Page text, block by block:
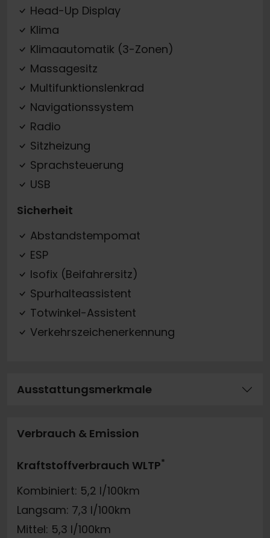
Head-Up Display
Klima
Klimaautomatik (3-Zonen)
Massagesitz
Multifunktionslenkrad
Navigationssystem
Radio
Sitzheizung
Sprachsteuerung
USB
Sicherheit
Abstandstempomat
ESP
Isofix (Beifahrersitz)
Spurhalteassistent
Totwinkel-Assistent
Verkehrszeichenerkennung
Ausstattungsmerkmale
Verbrauch & Emission
Kraftstoffverbrauch WLTP*
Kombiniert: 5,2 l/100km
Langsam: 7,3 l/100km
Mittel: 5,3 l/100km